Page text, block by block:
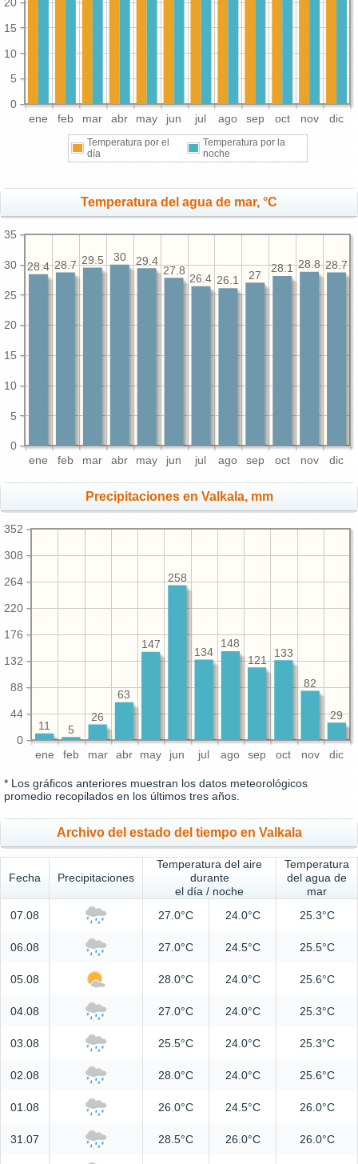
ene feb mar abr may jun jul ago sep oct nov dic
0
5
10
15
Temperatura por el
día
Temperatura por la
noche
Temperatura del agua de mar, °C
ene feb mar abr may jun jul ago sep oct nov dic
0
5
10
15
20
25
30
35
28.7
28.8
28.1
27
26.1
26.4
27.8
29.4
30
29.5
28.7
28.4
Precipitaciones en Valkala, mm
ene feb mar abr may jun jul ago sep oct nov dic
0
44
88
132
176
220
264
308
352
29
82
133
121
148
134
258
147
63
26
5
11
* Los gráficos anteriores muestran los datos meteorológicos
promedio recopilados en los últimos tres años.
Archivo del estado del tiempo en Valkala
Fecha Precipitaciones
Temperatura del aire
durante
el día / noche
Temperatura
del agua de
mar
07.08
27.0°C 24.0°C 25.3°C
06.08 27.0°C 24.5°C 25.5°C
05.08 28.0°C 24.0°C 25.6°C
04.08 27.0°C 24.0°C 25.3°C
03.08 25.5°C 24.0°C 25.3°C
02.08 28.0°C 24.0°C 25.6°C
01.08 26.0°C 24.5°C 26.0°C
31.07 28.5°C 26.0°C 26.0°C